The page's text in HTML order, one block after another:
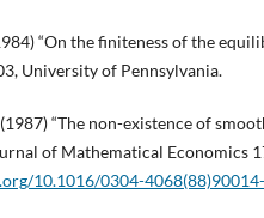
“On the finiteness of the
University of Pennsylvania.
“The non-existence of
of Mathematical Economics
10.1016/0304-